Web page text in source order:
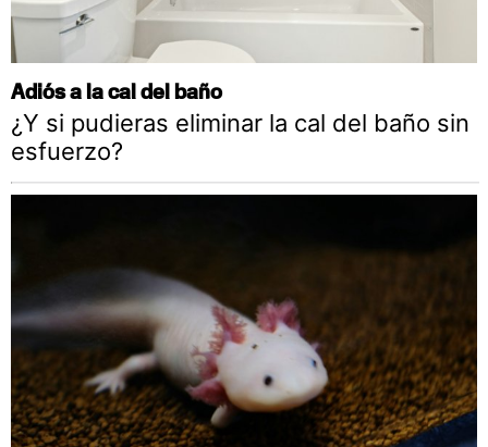
Adiós a la cal del baño
¿Y si pudieras eliminar la cal del baño sin
esfuerzo?